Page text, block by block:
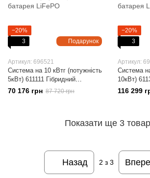
Подарунок
−20%
3
Артикул: 696521
Система на 10 кВтг (потужність
5кВт) 611111 Гібридний
інвертор 5,5 кВт, 1 фаза, Tervix
Pro Line S + 621141
70 176 грн 87 720 грн
−20%
3
Артикул:
Система
10кВт)
інвертор
Pro Line S
116 299
Показати ще 3
Назад 2 з 3